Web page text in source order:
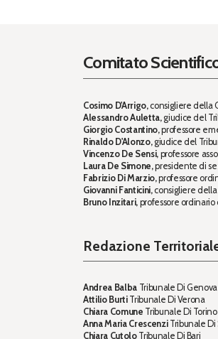
Comitato
Cosimo D'Arrigo,consigliere della
Alessandro Auletta,giudice del
Giorgio Costantino,professore
Rinaldo D'Alonzo,giudice del
Vincenzo De Sensi,professore
Laura De Simone,presidente di
Fabrizio Di Marzio,professore
Giovanni Fanticini,consigliere
Bruno Inzitari, professore ordinario
Redazione
Andrea BalbaTribunale Di Genova
Attilio BurtiTribunale Di Verona
Chiara Comune Tribunale Di Torino
Anna Maria CrescenziTribunale Di
Chiara CutoloTribunale Di Bari